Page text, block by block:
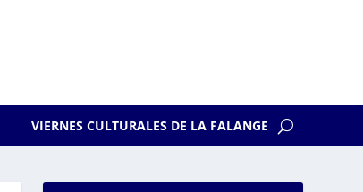
VIERNES CULTURALES DE LA FALANGE